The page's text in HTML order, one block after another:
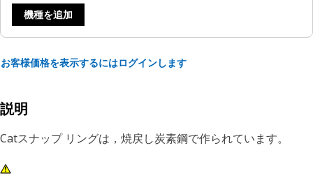
機種を追加
お客様価格を表示するにはログインします
説明
Catスナップ リングは，焼戻し炭素鋼で作られています。